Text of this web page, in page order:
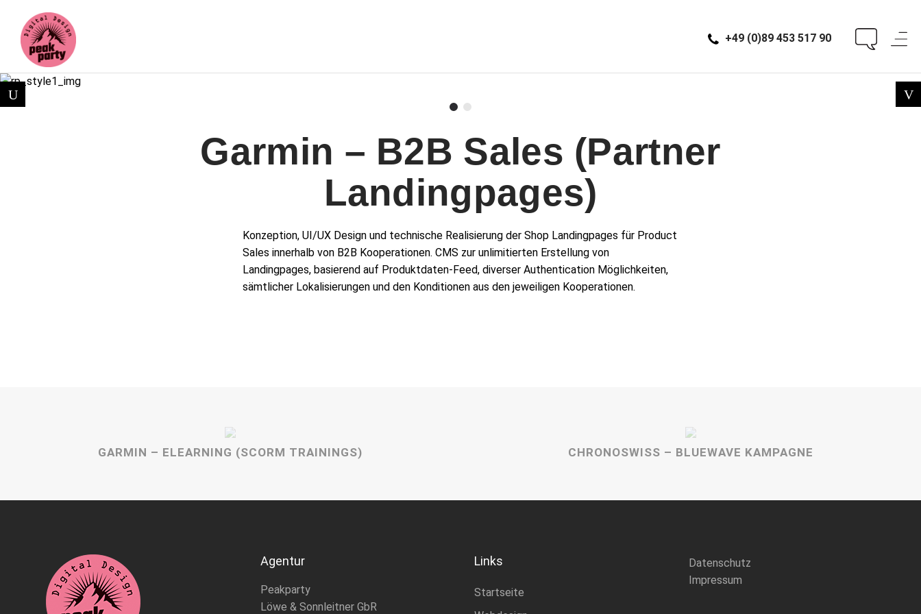
+49 (0)89 453 517 90
Garmin – B2B Sales (Partner
Landingpages)
Konzeption, UI/UX Design und technische Realisierung der Shop Landingpages für Product
Sales innerhalb von B2B Kooperationen. CMS zur unlimitierten Erstellung von
Landingpages, basierend auf Produktdaten-Feed, diverser Authentication Möglichkeiten,
sämtlicher Lokalisierungen und den Konditionen aus den jeweiligen Kooperationen.
GARMIN – ELEARNING (SCORM TRAININGS) CHRONOSWISS – BLUEWAVE KAMPAGNE
Agentur
Peakparty
Löwe & Sonnleitner GbR
Links
Startseite
Datenschutz
Impressum